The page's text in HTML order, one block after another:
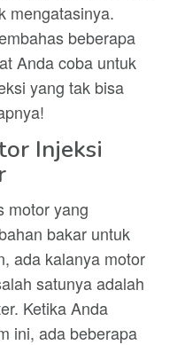
mengatasinya.
beberapa
Anda coba untuk
yang tak bisa
Injeksi
motor yang
bakar untuk
ada kalanya motor
satunya adalah
Ketika Anda
ini, ada beberapa